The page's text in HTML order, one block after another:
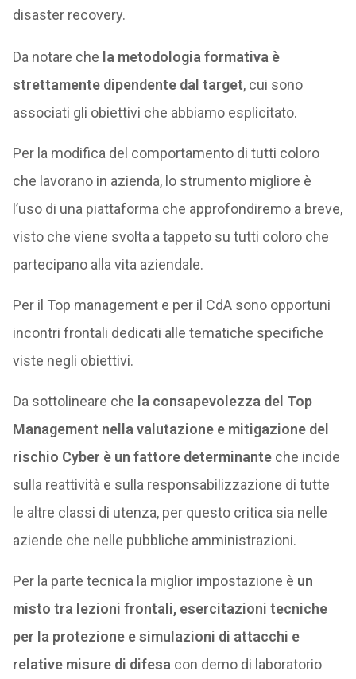
disaster recovery.
Da notare che la metodologia formativa è
strettamente dipendente dal target, cui sono
associati gli obiettivi che abbiamo esplicitato.
Per la modifica del comportamento di tutti coloro
che lavorano in azienda, lo strumento migliore è
l’uso di una piattaforma che approfondiremo a breve,
visto che viene svolta a tappeto su tutti coloro che
partecipano alla vita aziendale.
Per il Top management e per il CdA sono opportuni
incontri frontali dedicati alle tematiche specifiche
viste negli obiettivi.
Da sottolineare che la consapevolezza del Top
Management nella valutazione e mitigazione del
rischio Cyber è un fattore determinanteche incide
sulla reattività e sulla responsabilizzazione di tutte
le altre classi di utenza, per questo critica sia nelle
aziende che nelle pubbliche amministrazioni.
Per la parte tecnica la miglior impostazione è un
misto tra lezioni frontali, esercitazioni tecniche
per la protezione e simulazioni di attacchi e
relative misure di difesa con demo di laboratorio